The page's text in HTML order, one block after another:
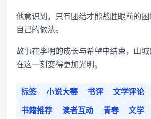
他意识到，只有团结才能战胜眼前的
自己的做法。
故事在李明的成长与希望中结束，山
在这一刻变得更加光明。
标签 小说大赛 书评 文学评论
书籍推荐 读者互动 青春 文学